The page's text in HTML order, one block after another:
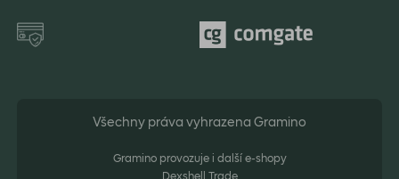
Všechny práva vyhrazena Gramino
Gramino provozuje i další e-shopy
Dexshell Trade